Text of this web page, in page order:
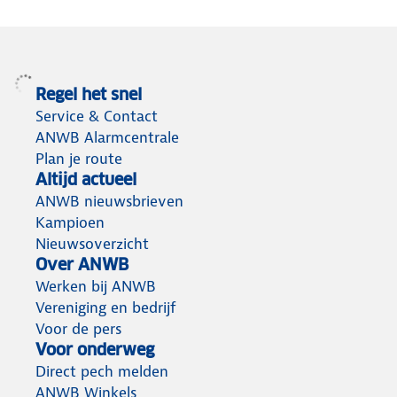
Regel het snel
Service & Contact
ANWB Alarmcentrale
Plan je route
Altijd actueel
ANWB nieuwsbrieven
Kampioen
Nieuwsoverzicht
Over ANWB
Werken bij ANWB
Vereniging en bedrijf
Voor de pers
Voor onderweg
Direct pech melden
ANWB Winkels